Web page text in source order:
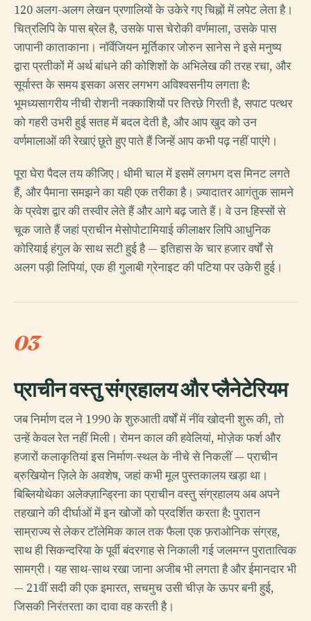
120 अलग-अलग लेखन प्रणालियों के उकेरे गए चिह्नों में लपेट लेता है।
चित्रलिपि के पास ब्रेल है, उसके पास चेरोकी वर्णमाला, उसके पास
जापानी काताकाना। नॉर्वेजियन मूर्तिकार जोरुन सानेस ने इसे मनुष्य
द्वारा प्रतीकों में अर्थ बांधने की कोशिशों के अभिलेख की तरह रचा, और
सूर्यास्त के समय इसका असर लगभग अविश्वसनीय लगता है:
भूमध्यसागरीय नीची रोशनी नक्काशियों पर तिरछे गिरती है, सपाट पत्थर
को गहरी उभरी हुई सतह में बदल देती है, और आप खुद को उन
वर्णमालाओं की रेखाएं छूते हुए पाते हैं जिन्हें आप कभी पढ़ नहीं पाएंगे।
पूरा घेरा पैदल तय कीजिए। धीमी चाल में इसमें लगभग दस मिनट लगते
हैं, और पैमाना समझने का यही एक तरीका है। ज़्यादातर आगंतुक सामने
के प्रवेश द्वार की तस्वीर लेते हैं और आगे बढ़ जाते हैं। वे उन हिस्सों से
चूक जाते हैं जहां प्राचीन मेसोपोटामियाई कीलाक्षर लिपि आधुनिक
कोरियाई हंगुल के साथ सटी हुई है — इतिहास के चार हजार वर्षों से
अलग पड़ी लिपियां, एक ही गुलाबी ग्रेनाइट की पटिया पर उकेरी हुई।
03
प्राचीन वस्तु संग्रहालय और प्लैनेटेरियम
जब निर्माण दल ने 1990 के शुरुआती वर्षों में नींव खोदनी शुरू की, तो
उन्हें केवल रेत नहीं मिली। रोमन काल की हवेलियां, मोज़ेक फर्श और
हजारों कलाकृतियां इस निर्माण-स्थल के नीचे से निकलीं — प्राचीन
ब्रुखियोन ज़िले के अवशेष, जहां कभी मूल पुस्तकालय खड़ा था।
बिब्लियोथेका अलेक्ज़ान्ड्रिना का प्राचीन वस्तु संग्रहालय अब अपने
तहखाने की दीर्घाओं में इन खोजों को प्रदर्शित करता है: पुरातन
साम्राज्य से लेकर टॉलेमिक काल तक फैला एक फ़राओनिक संग्रह,
साथ ही सिकन्दरिया के पूर्वी बंदरगाह से निकाली गई जलमग्न पुरातात्विक
सामग्री। यह साथ-साथ रखा जाना अजीब भी लगता है और ईमानदार भी
— 21वीं सदी की एक इमारत, सचमुच उसी चीज़ के ऊपर बनी हुई,
जिसकी निरंतरता का दावा वह करती है।